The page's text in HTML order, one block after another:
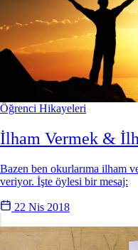
Öğrenci Hikayeleri
İlham Vermek &
Bazen ben okurlarıma ilham
veriyor. İşte öylesi bir mesaj:
22 Nis 2018